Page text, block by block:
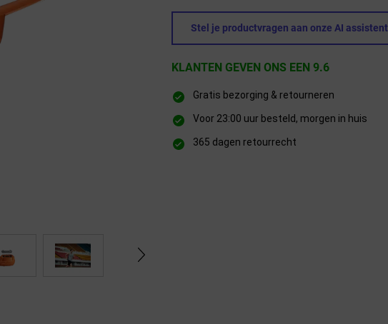
Stel je productvragen aan onze AI assistent
KLANTEN GEVEN ONS EEN 9.6
Gratis bezorging & retourneren
Voor 23:00 uur besteld, morgen in huis
365 dagen retourrecht